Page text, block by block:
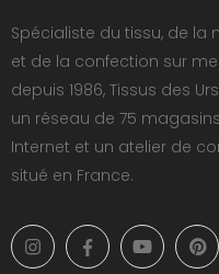
Spécialiste du tissu, de la
et de la confection sur
depuis 1986, Tissus des
un réseau de 75
Internet et un atelier de
situé en France.